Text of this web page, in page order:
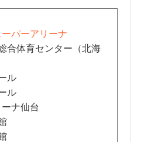
パーアリーナ
合体育センター（北海
ル
ル
ナ仙台